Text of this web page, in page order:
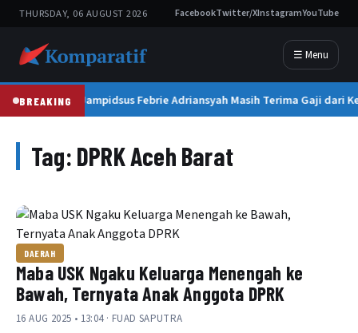
THURSDAY, 06 AUGUST 2026 FacebookTwitter/XInstagramYouTube
☰ Menu
BREAKINGEks Jampidsus Febrie Adriansyah Masih Terima Gaji dari
Tag: DPRK Aceh Barat
DAERAH
Maba USK Ngaku Keluarga Menengah ke
Bawah, Ternyata Anak Anggota DPRK
16 AUG 2025 • 13:04 · FUAD SAPUTRA